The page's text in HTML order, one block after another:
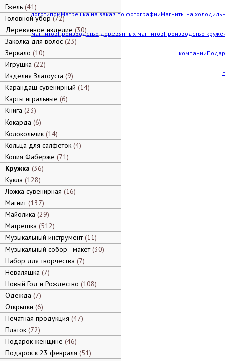
логотипомМатрешка на заказ по фотографииМагниты на
магнитовПроизводство деревянных магнитовПроизводство
компании
Гжель 41
Головной убор 72
Деревянное изделие 30
Заколка для волос 23
Зеркало 10
Игрушка 22
Изделия Златоуста 9
Карандаш сувенирный 14
Карты игральные 6
Книга 23
Кокарда 6
Колокольчик 14
Кольца для салфеток 4
Копия Фаберже 71
Кружка 36
Кукла 128
Ложка сувенирная 16
Магнит 137
Майолика 29
Матрешка 512
Музыкальный инструмент 11
Музыкальный собор - макет 30
Набор для творчества 7
Неваляшка 7
Новый Год и Рождество 108
Одежда 7
Открытки 6
Печатная продукция 47
Платок 72
Подарок женщине 46
Подарок к 23 февраля 51